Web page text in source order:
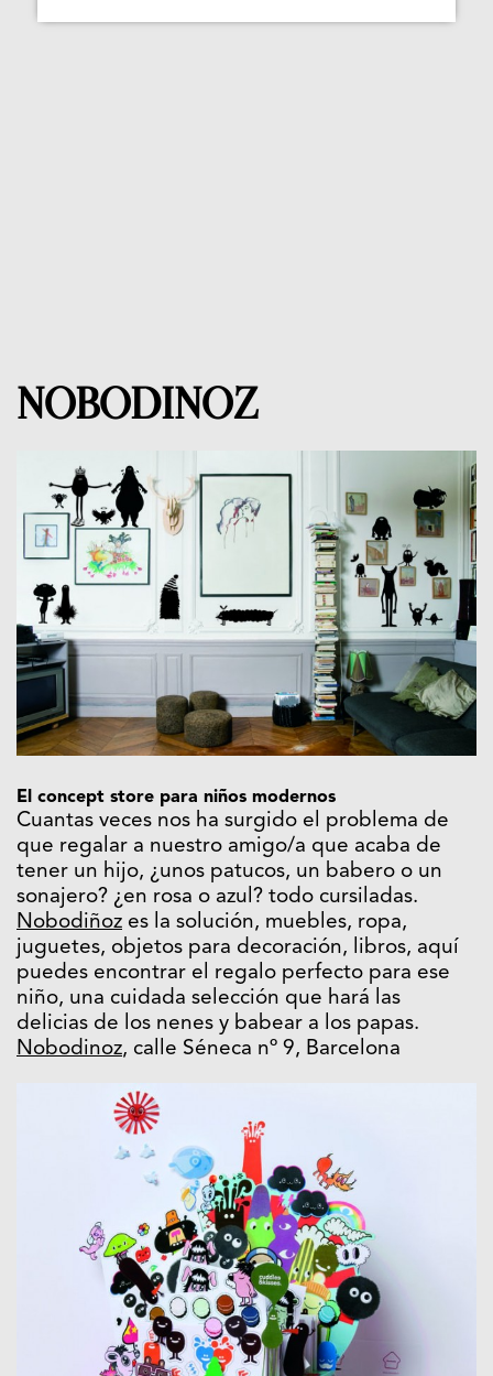
NOBODINOZ
El concept store para niños modernos
Cuantas veces nos ha surgido el problema de
que regalar a nuestro amigo/a que acaba de
tener un hijo, ¿unos patucos, un babero o un
sonajero? ¿en rosa o azul? todo cursiladas.
Nobodiñoz es la solución, muebles, ropa,
juguetes, objetos para decoración, libros, aquí
puedes encontrar el regalo perfecto para ese
niño, una cuidada selección que hará las
delicias de los nenes y babear a los papas.
Nobodinoz, calle Séneca nº 9, Barcelona